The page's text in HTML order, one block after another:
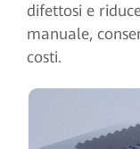
difettosi e
manuale,
costi.